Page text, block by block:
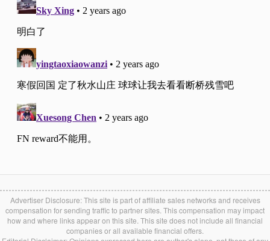
Advertiser Disclosure: This site is part of affiliate sales networks and receives
compensation for sending traffic to partner sites. This compensation may impact
how and where links appear on this site. This site does not include all financial
companies or all available financial offers.